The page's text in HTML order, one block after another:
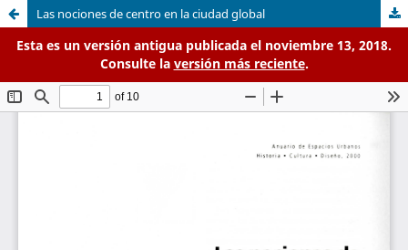
Las nociones de centro en la ciudad global
Esta es un versión antigua publicada el noviembre 13, 2018.
Consulte la versión más reciente.